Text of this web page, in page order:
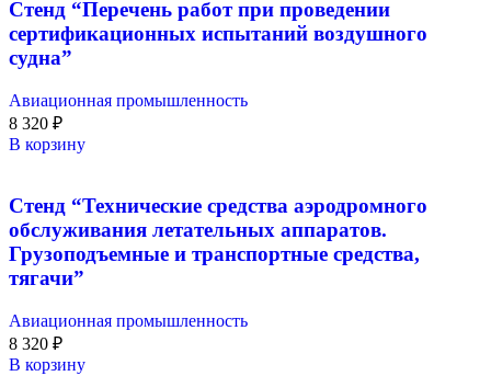
Стенд “Перечень работ при проведении
сертификационных испытаний воздушного
судна”
Авиационная промышленность
8 320 ₽
В корзину
Стенд “Технические средства аэродромного
обслуживания летательных аппаратов.
Грузоподъемные и транспортные средства,
тягачи”
Авиационная промышленность
8 320 ₽
В корзину